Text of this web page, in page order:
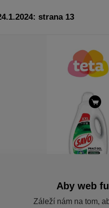
strana 13
Aby web
Záleží nám na tom,